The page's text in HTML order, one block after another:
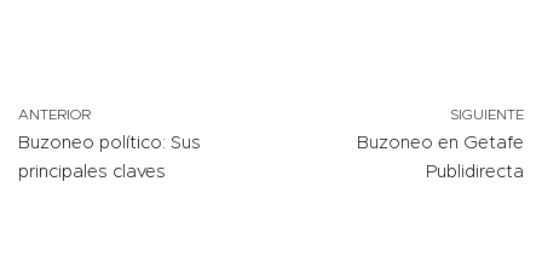
ANTERIOR
Buzoneo político: Sus
principales claves
SIGUIENTE
Buzoneo en Getafe
Publidirecta